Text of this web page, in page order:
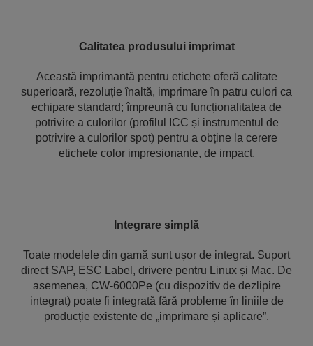
Calitatea produsului imprimat
Această imprimantă pentru etichete oferă calitate
superioară, rezoluție înaltă, imprimare în patru culori ca
echipare standard; împreună cu funcționalitatea de
potrivire a culorilor (profilul ICC și instrumentul de
potrivire a culorilor spot) pentru a obține la cerere
etichete color impresionante, de impact.
Integrare simplă
Toate modelele din gamă sunt ușor de integrat. Suport
direct SAP, ESC Label, drivere pentru Linux și Mac. De
asemenea, CW-6000Pe (cu dispozitiv de dezlipire
integrat) poate fi integrată fără probleme în liniile de
producție existente de „imprimare și aplicare”.